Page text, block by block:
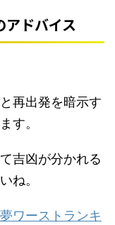
アドバイス
再出発を暗示す
す。
吉凶が分かれる
ね。
ワーストランキ